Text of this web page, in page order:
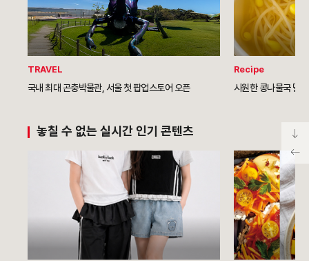
TRAVEL
국내 최대 곤충박물관, 서울 첫 팝업스토어 오픈
Recipe
시원한 콩나물국 멸
놓칠 수 없는 실시간 인기 콘텐츠